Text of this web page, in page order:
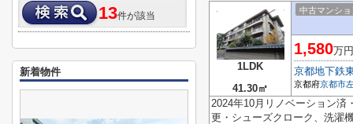
1LDK
41.30㎡
中古マンショ
1,580万円
京都地下鉄
京都府京都市
2024年10月リノベーション済
更・シューズクローク、洗濯
13件が該当
新着物件